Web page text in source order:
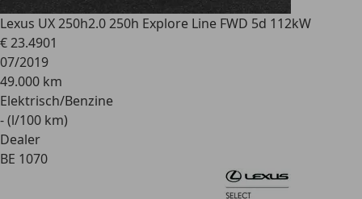
Lexus UX 250h2.0 250h Explore Line FWD 5d 112kW
€ 23.4901
07/2019
49.000 km
Elektrisch/Benzine
- (l/100 km)
Dealer
BE 1070